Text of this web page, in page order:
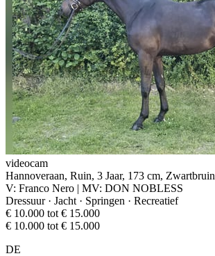
videocam
Hannoveraan, Ruin, 3 Jaar, 173 cm, Zwartbruin
V: Franco Nero | MV: DON NOBLESS
Dressuur · Jacht · Springen · Recreatief
€ 10.000 tot € 15.000
€ 10.000 tot € 15.000
DE